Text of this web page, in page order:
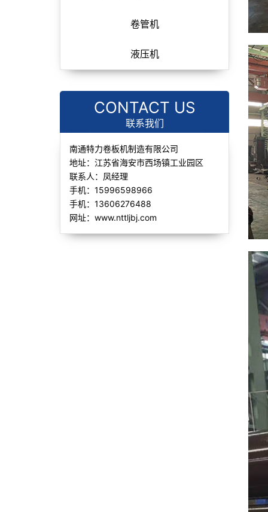
卷管机
液压机
CONTACT US
联系我们
南通特力卷板机制造有限公司
地址：江苏省海安市西场镇工业园区
联系人：凤经理
手机：15996598966
手机：13606276488
网址：www.nttljbj.com